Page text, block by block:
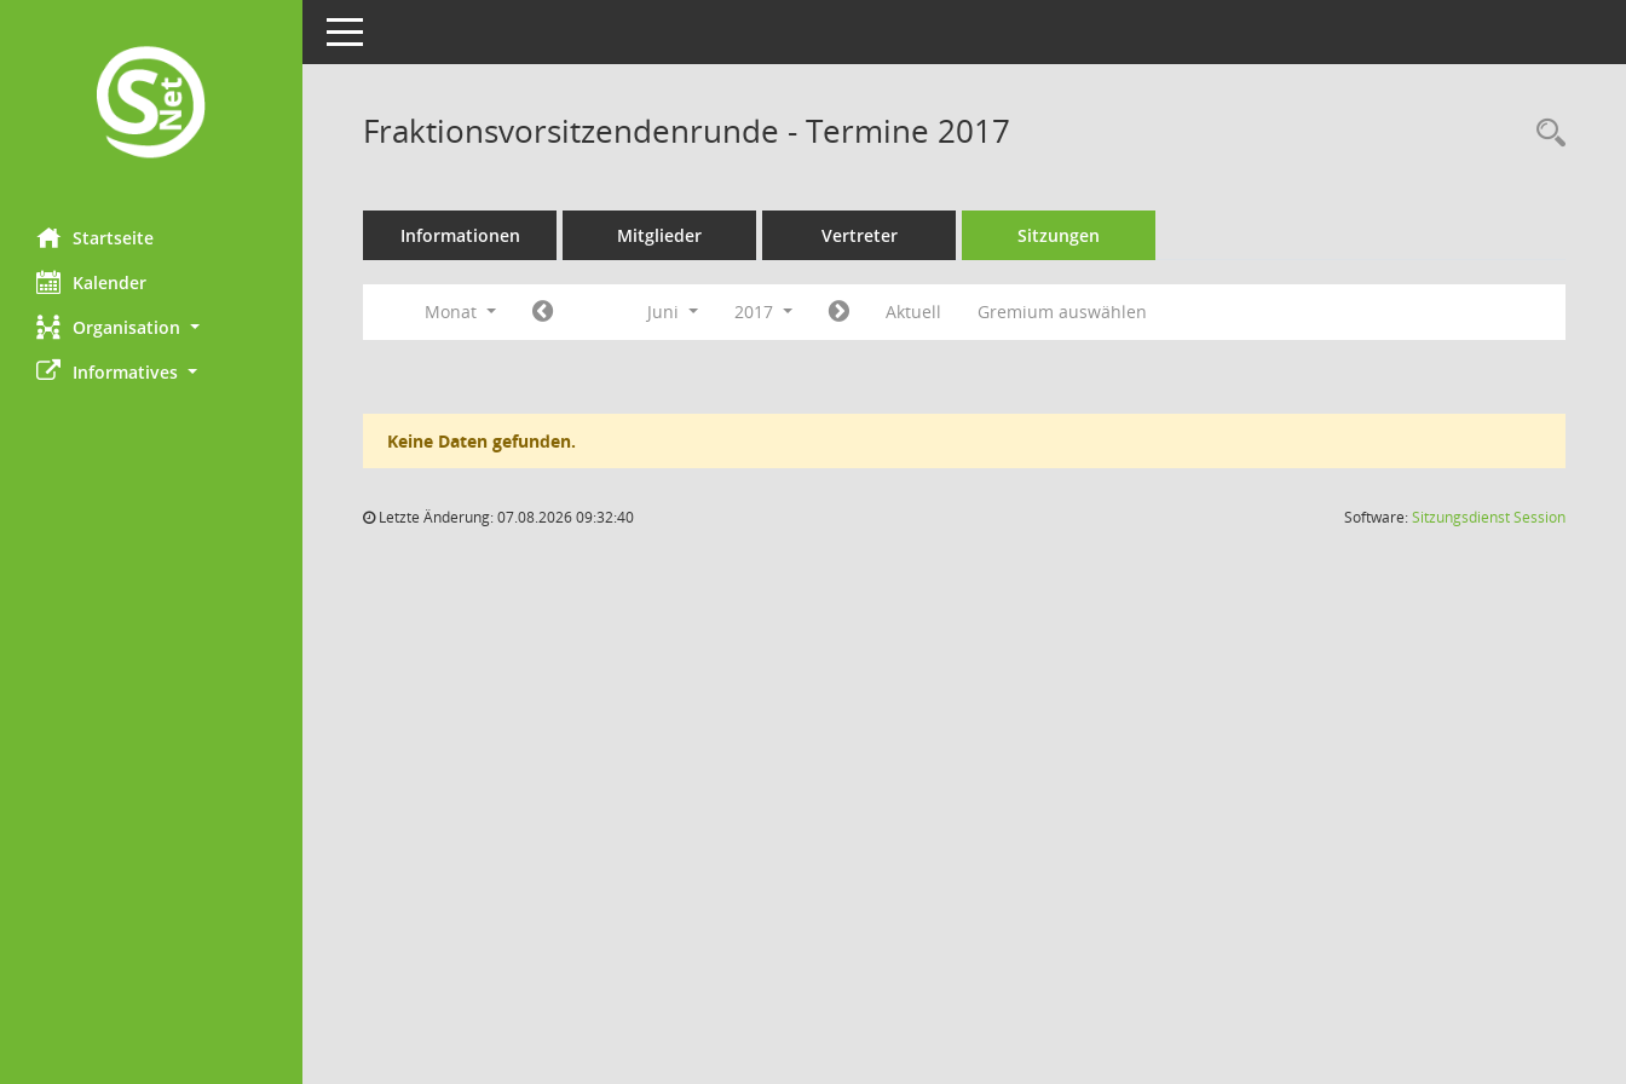
Startseite
Kalender
Organisation
Informatives
Toggle navigation
Fraktionsvorsitzendenrunde - Termine 2017
Informationen Mitglieder Vertreter Sitzungen
Monat Juni 2017 Aktuell Gremium auswählen
Keine Daten gefunden.
Letzte Änderung: 07.08.2026 09:32:40 Software:SitzungsdienstSession(Wird in